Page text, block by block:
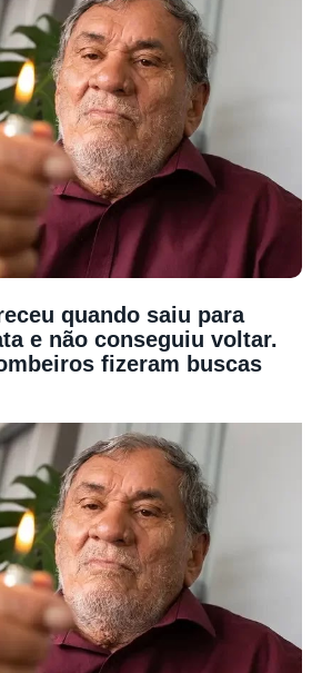
quando saiu para
e não conseguiu voltar.
fizeram buscas